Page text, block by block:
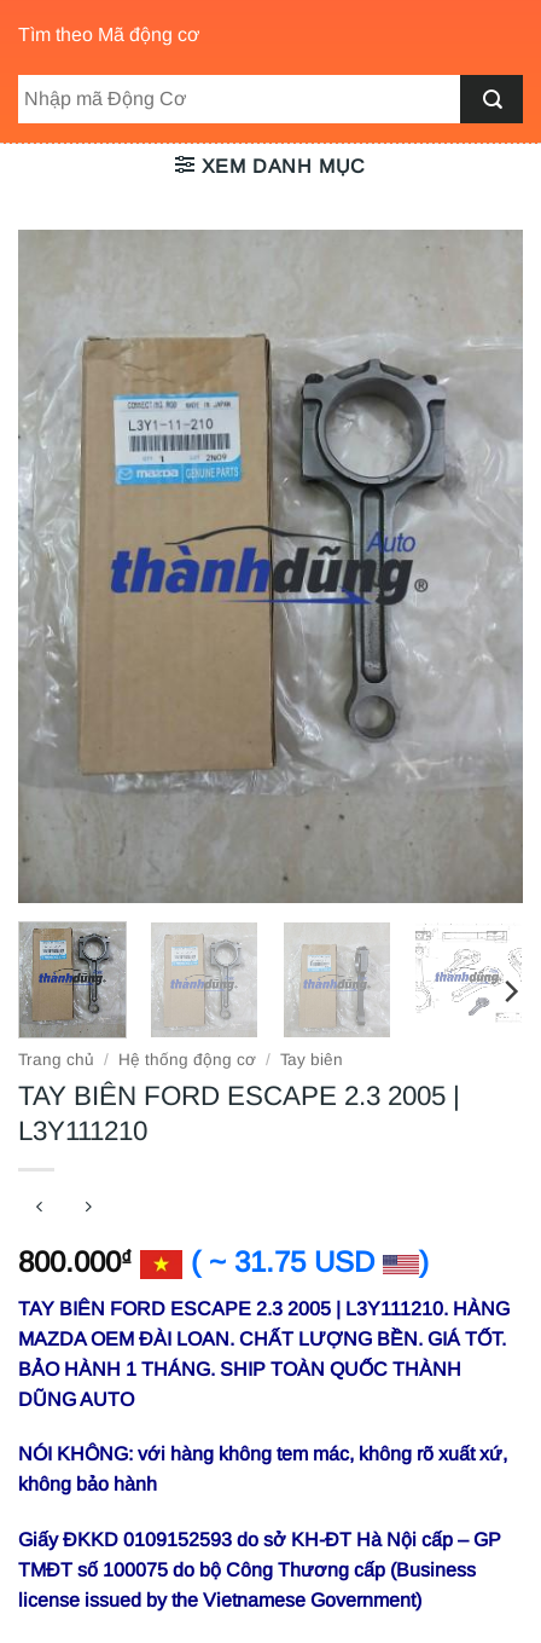
Tìm theo Mã động cơ
XEM DANH MỤC
Trang chủ / Hệ thống động cơ / Tay biên
TAY BIÊN FORD ESCAPE 2.3 2005 |
L3Y111210
800.000₫ ( ~ 31.75 USD )
TAY BIÊN FORD ESCAPE 2.3 2005 | L3Y111210. HÀNG
MAZDA OEM ĐÀI LOAN. CHẤT LƯỢNG BỀN. GIÁ TỐT.
BẢO HÀNH 1 THÁNG. SHIP TOÀN QUỐC THÀNH
DŨNG AUTO
NÓI KHÔNG: với hàng không tem mác, không rõ xuất xứ,
không bảo hành
Giấy ĐKKD 0109152593 do sở KH-ĐT Hà Nội cấp – GP
TMĐT số 100075 do bộ Công Thương cấp (Business
license issued by the Vietnamese Government)